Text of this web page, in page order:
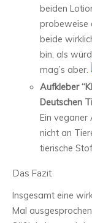
beiden
probeweise
beide
bin, als
mag’s aber.
Aufkleber
Deutschen
Ein veganer
nicht an
tierische
Das Fazit
Insgesamt eine
Mal